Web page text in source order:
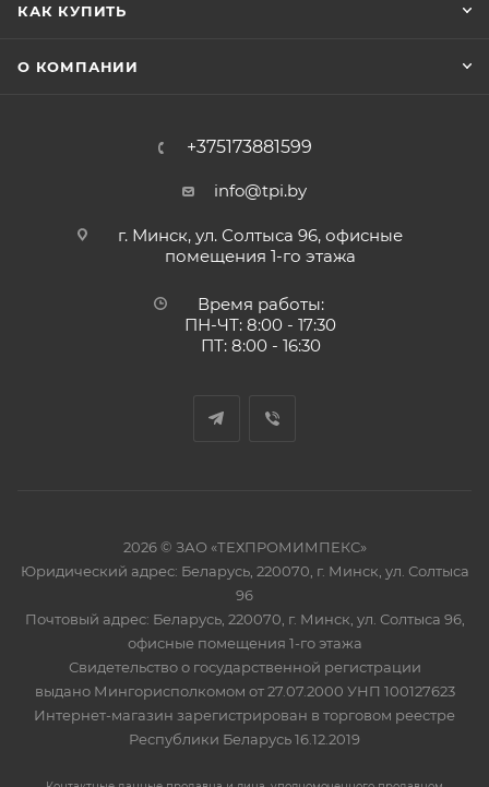
КАК КУПИТЬ
О КОМПАНИИ
+375173881599
info@tpi.by
г. Минск, ул. Солтыса 96, офисные
помещения 1-го этажа
Время работы:
ПН-ЧТ: 8:00 - 17:30
ПТ: 8:00 - 16:30
2026 © ЗАО «ТЕХПРОМИМПЕКС»
Юридический адрес: Беларусь, 220070, г. Минск, ул. Солтыса
96
Почтовый адрес: Беларусь, 220070, г. Минск, ул. Солтыса 96,
офисные помещения 1-го этажа
Свидетельство о государственной регистрации
выдано Мингорисполкомом от 27.07.2000 УНП 100127623
Интернет-магазин зарегистрирован в торговом реестре
Республики Беларусь 16.12.2019